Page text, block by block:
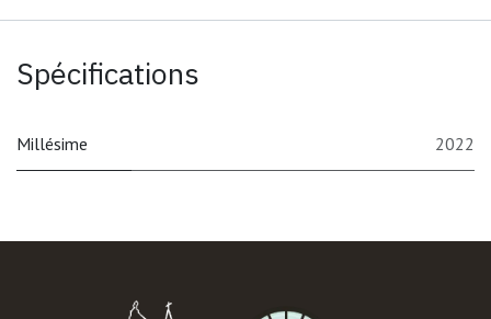
Spécifications
Millésime 2022